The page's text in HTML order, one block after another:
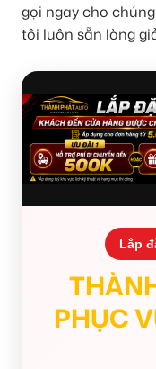
gọi ngay cho
tôi luôn sẵn lòng
Lắp
PHỤC